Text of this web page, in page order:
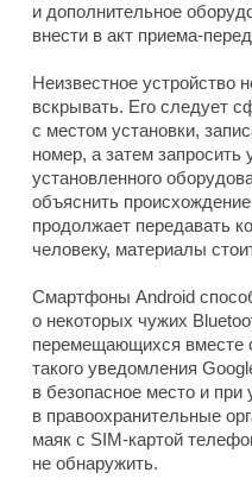
и дополнительное
внести в акт приема-
Неизвестное устройство
вскрывать. Его следует
с местом установки,
номер, а затем запросить
установленного
объяснить
продолжает передавать
человеку, материалы
Смартфоны Android
о некоторых чужих
перемещающихся вместе
такого уведомления
в безопасное место и при
в правоохранительные
маяк с SIM-картой
не обнаружить.